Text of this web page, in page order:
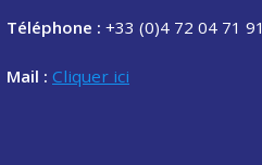
Téléphone : +33 (0)4 72 04 71 91
Mail : Cliquer ici